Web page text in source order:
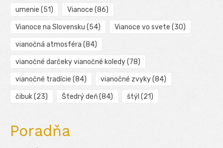
umenie (51) Vianoce (86)
Vianoce na Slovensku (54) Vianoce vo svete (30)
vianočná atmosféra (84)
vianočné darčeky vianočné koledy(78)
vianočné tradície (84) vianočné zvyky(84)
čibuk(23) Štedrý deň(84) štýl (21)
Poradňa